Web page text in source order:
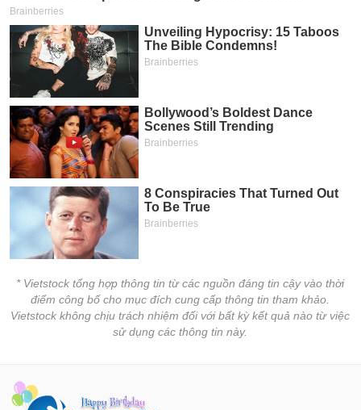
* Vietstock tổng hợp thông tin từ các nguồn đáng tin cậy vào thời
điểm công bố cho mục đích cung cấp thông tin tham khảo.
Vietstock không chịu trách nhiệm đối với bất kỳ kết quả nào từ việc
sử dụng các thông tin này.